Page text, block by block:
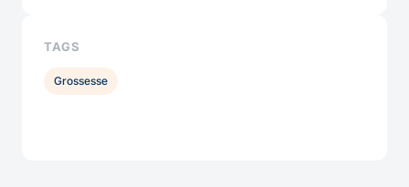
TAGS
Grossesse